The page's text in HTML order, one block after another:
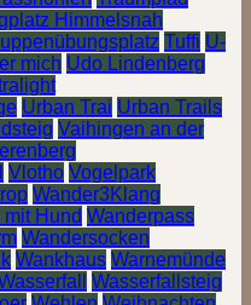
Himmelsnah
Tuffi U-
mich Udo Lindenberg
Urban Trai Urban Trails
Vaihingen an der
Vlotho Vogelpark
Wander3Klang
Hund Wanderpass
Wandersocken
Wankhaus Warnemünde
Wasserfallsteig